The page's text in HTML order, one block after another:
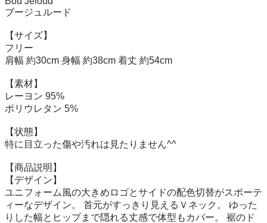
ブージュルード
【サイズ】
フリー
肩幅 約30cm 身幅 約38cm 着丈 約54cm
【素材】
レーヨン 95%
ポリウレタン 5%
【状態】
特に目立った傷や汚れは見たりません^^
【商品説明】
【デザイン】
ユニフォーム風の大きめロゴとサイドの配色切替がスポーテ
ィーなデザイン。 首元がすっきり見えるＶネック。 ゆった
りした幅とヒップまで隠れる丈感で体型もカバー。 裾のド